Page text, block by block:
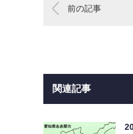
前の記事
関連記事